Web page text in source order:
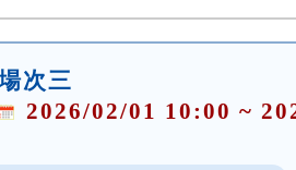
次三
2026/02/01 10:00 ~